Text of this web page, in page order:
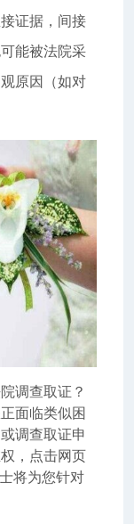
证据，间接
能被法院采
原因（如对
调查取证？
面临类似困
调查取证申
，点击网页
将为您针对